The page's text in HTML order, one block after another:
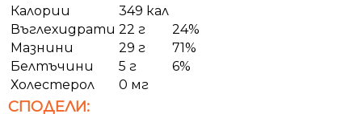
Калории
349 кал
Въглехидрати 22 г
24%
Мазнини
29 г
71%
Белтъчини
5 г
6%
Холестерол
0 мг
СПОДЕЛИ: